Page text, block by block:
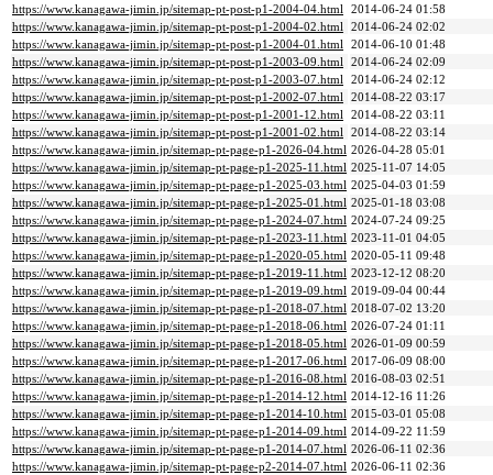
https://www.kanagawa-jimin.jp/sitemap-pt-post-p1-2004-04.html 2014-06-24 01:58
https://www.kanagawa-jimin.jp/sitemap-pt-post-p1-2004-02.html 2014-06-24 02:02
https://www.kanagawa-jimin.jp/sitemap-pt-post-p1-2004-01.html 2014-06-10 01:48
https://www.kanagawa-jimin.jp/sitemap-pt-post-p1-2003-09.html 2014-06-24 02:09
https://www.kanagawa-jimin.jp/sitemap-pt-post-p1-2003-07.html 2014-06-24 02:12
https://www.kanagawa-jimin.jp/sitemap-pt-post-p1-2002-07.html 2014-08-22 03:17
https://www.kanagawa-jimin.jp/sitemap-pt-post-p1-2001-12.html 2014-08-22 03:11
https://www.kanagawa-jimin.jp/sitemap-pt-post-p1-2001-02.html 2014-08-22 03:14
https://www.kanagawa-jimin.jp/sitemap-pt-page-p1-2026-04.html 2026-04-28 05:01
https://www.kanagawa-jimin.jp/sitemap-pt-page-p1-2025-11.html 2025-11-07 14:05
https://www.kanagawa-jimin.jp/sitemap-pt-page-p1-2025-03.html 2025-04-03 01:59
https://www.kanagawa-jimin.jp/sitemap-pt-page-p1-2025-01.html 2025-01-18 03:08
https://www.kanagawa-jimin.jp/sitemap-pt-page-p1-2024-07.html 2024-07-24 09:25
https://www.kanagawa-jimin.jp/sitemap-pt-page-p1-2023-11.html 2023-11-01 04:05
https://www.kanagawa-jimin.jp/sitemap-pt-page-p1-2020-05.html 2020-05-11 09:48
https://www.kanagawa-jimin.jp/sitemap-pt-page-p1-2019-11.html 2023-12-12 08:20
https://www.kanagawa-jimin.jp/sitemap-pt-page-p1-2019-09.html 2019-09-04 00:44
https://www.kanagawa-jimin.jp/sitemap-pt-page-p1-2018-07.html 2018-07-02 13:20
https://www.kanagawa-jimin.jp/sitemap-pt-page-p1-2018-06.html 2026-07-24 01:11
https://www.kanagawa-jimin.jp/sitemap-pt-page-p1-2018-05.html 2026-01-09 00:59
https://www.kanagawa-jimin.jp/sitemap-pt-page-p1-2017-06.html 2017-06-09 08:00
https://www.kanagawa-jimin.jp/sitemap-pt-page-p1-2016-08.html 2016-08-03 02:51
https://www.kanagawa-jimin.jp/sitemap-pt-page-p1-2014-12.html 2014-12-16 11:26
https://www.kanagawa-jimin.jp/sitemap-pt-page-p1-2014-10.html 2015-03-01 05:08
https://www.kanagawa-jimin.jp/sitemap-pt-page-p1-2014-09.html 2014-09-22 11:59
https://www.kanagawa-jimin.jp/sitemap-pt-page-p1-2014-07.html 2026-06-11 02:36
https://www.kanagawa-jimin.jp/sitemap-pt-page-p2-2014-07.html 2026-06-11 02:36